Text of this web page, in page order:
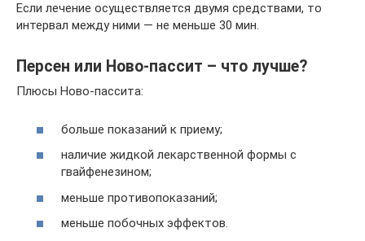
Если лечение осуществляется двумя средствами, то
интервал между ними — не меньше 30 мин.
Персен или Ново-пассит – что лучше?
Плюсы Ново-пассита:
больше показаний к приему;
наличие жидкой лекарственной формы с
гвайфенезином;
меньше противопоказаний;
меньше побочных эффектов.